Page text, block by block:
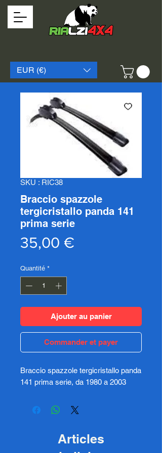
EUR (€)
SKU : RIC38
Braccio spazzole
tergicristallo panda 141
prima serie
35,00 €
Quantité *
Ajouter au panier
Commander et payer
Braccio spazzole tergicristallo panda
141 prima serie, da 1980 a 2003
Articles